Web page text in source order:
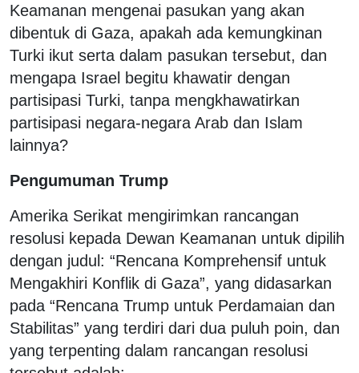
Keamanan mengenai pasukan yang akan
dibentuk di Gaza, apakah ada kemungkinan
Turki ikut serta dalam pasukan tersebut, dan
mengapa Israel begitu khawatir dengan
partisipasi Turki, tanpa mengkhawatirkan
partisipasi negara-negara Arab dan Islam
lainnya?
Pengumuman Trump
Amerika Serikat mengirimkan rancangan
resolusi kepada Dewan Keamanan untuk dipilih
dengan judul: “Rencana Komprehensif untuk
Mengakhiri Konflik di Gaza”, yang didasarkan
pada “Rencana Trump untuk Perdamaian dan
Stabilitas” yang terdiri dari dua puluh poin, dan
yang terpenting dalam rancangan resolusi